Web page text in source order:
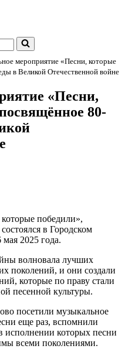
мероприятие «Песни, которые
в Великой Отечественной войне
«Песни,
80-
победили»,
в Городском
2025 года.
волновала лучших
поколений, и они создали
которые по праву стали
песенной культуры.
посетили музыкальное
еще раз, вспомнили
исполнении которых песни
всеми поколениями.